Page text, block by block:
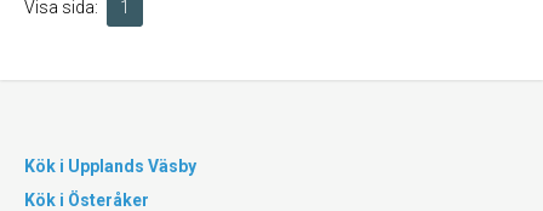
Visa sida: 1
Kök i Upplands Väsby
Kök i Österåker